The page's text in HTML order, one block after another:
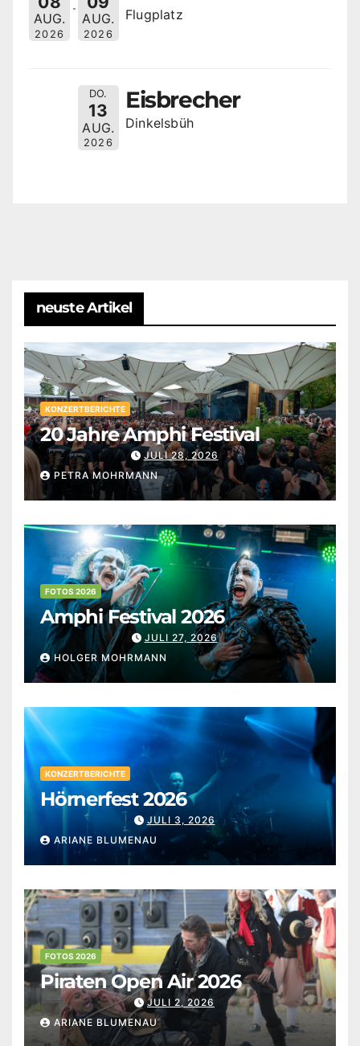
AUG.
2026
AUG.
2026
Flugplatz
DO.
13
AUG.
2026
Eisbrecher
Dinkelsbüh
neuste Artikel
KONZERTBERICHTE
20 Jahre Amphi Festival
JULI 28, 2026
PETRA MOHRMANN
FOTOS 2026
Amphi Festival 2026
JULI 27, 2026
HOLGER MOHRMANN
KONZERTBERICHTE
Hörnerfest 2026
JULI 3, 2026
ARIANE BLUMENAU
FOTOS 2026
Piraten Open Air 2026
JULI 2, 2026
ARIANE BLUMENAU